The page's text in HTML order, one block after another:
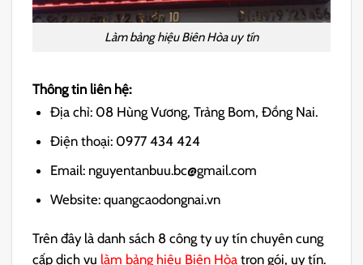
Làm bảng hiệu Biên Hòa uy tín
Thông tin liên hệ:
Địa chỉ: 08 Hùng Vương, Trảng Bom, Đồng Nai.
Điện thoại: 0977 434 424
Email: nguyentanbuu.bc@gmail.com
Website: quangcaodongnai.vn
Trên đây là danh sách 8 công ty uy tín chuyên cung
cấp dịch vụ làm bảng hiệu Biên Hòa trọn gói, uy tín.